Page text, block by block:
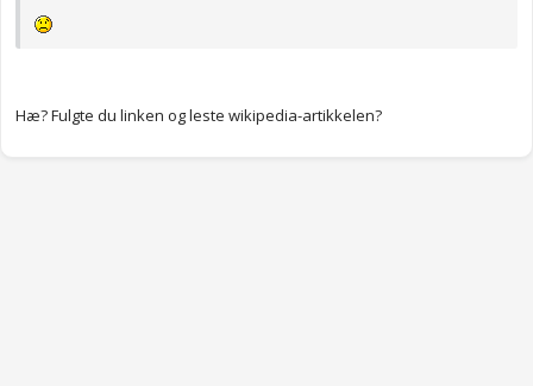
Hæ? Fulgte du linken og leste wikipedia-artikkelen?